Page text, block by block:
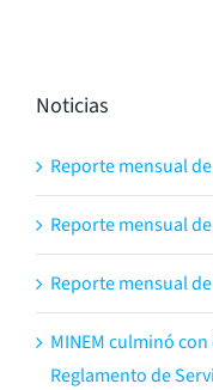
Noticias
Reporte mensual
Reporte mensual
Reporte mensual
MINEM culminó
Reglamento de